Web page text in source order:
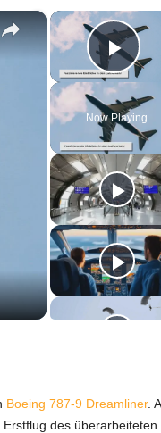
Now Playing
×
Boeing 787-9 Dreamliner.
des überarbeiteten